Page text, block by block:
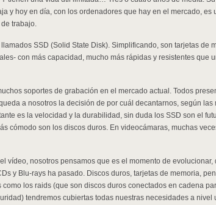
y hoy en día, con los ordenadores que hay en el mercado, es
trabajo.
SSD (Solid State Disk). Simplificando, son tarjetas de
con más capacidad, mucho más rápidas y resistentes que
soportes de grabación en el mercado actual. Todos
a nosotros la decisión de por cuál decantarnos, según las
es la velocidad y la durabilidad, sin duda los SSD son el
cómodo son los discos duros. En videocámaras, muchas
vídeo, nosotros pensamos que es el momento de evolucionar,
y Blu-rays ha pasado. Discos duros, tarjetas de memoria,
como los raids (que son discos duros conectados en cadena
tendremos cubiertas todas nuestras necesidades a nivel